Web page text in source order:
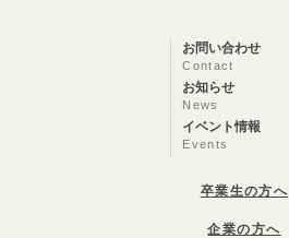
お問い合わせ
Contact
お知らせ
News
イベント情報
Events
卒業生の方へ
企業の方へ